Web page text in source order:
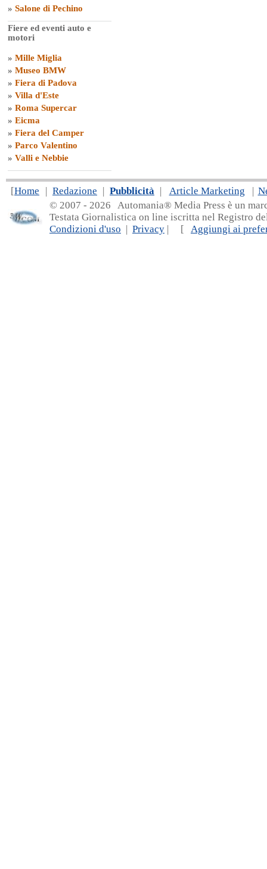
» Salone di Pechino
Fiere ed eventi auto e
motori
» Mille Miglia
» Museo BMW
» Fiera di Padova
» Villa d'Este
» Roma Supercar
» Eicma
» Fiera del Camper
» Parco Valentino
» Valli e Nebbie
[Home | Redazione | Pubblicità | Article Marketing |
© 2007 - 2026 Automania® Media Press è un
Testata Giornalistica on line iscritta nel Registro
Condizioni d'uso | Privacy | [ Aggiungi ai